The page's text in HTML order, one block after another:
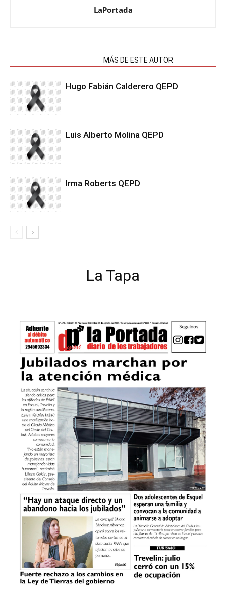
LaPortada
MÁS DE ESTE AUTOR
Hugo Fabián Calderero QEPD
Luis Alberto Molina QEPD
Irma Roberts QEPD
La Tapa